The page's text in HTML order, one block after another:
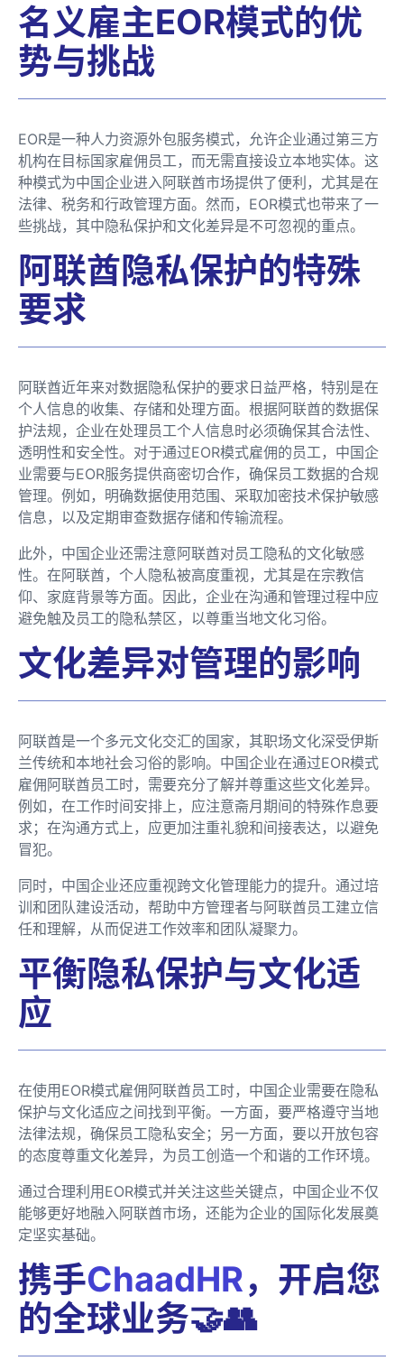
名义雇主EOR模式的优
势与挑战
EOR是一种人力资源外包服务模式，允许企业通过第三方
机构在目标国家雇佣员工，而无需直接设立本地实体。这
种模式为中国企业进入阿联酋市场提供了便利，尤其是在
法律、税务和行政管理方面。然而，EOR模式也带来了一
些挑战，其中隐私保护和文化差异是不可忽视的重点。
阿联酋隐私保护的特殊
要求
阿联酋近年来对数据隐私保护的要求日益严格，特别是在
个人信息的收集、存储和处理方面。根据阿联酋的数据保
护法规，企业在处理员工个人信息时必须确保其合法性、
透明性和安全性。对于通过EOR模式雇佣的员工，中国企
业需要与EOR服务提供商密切合作，确保员工数据的合规
管理。例如，明确数据使用范围、采取加密技术保护敏感
信息，以及定期审查数据存储和传输流程。
此外，中国企业还需注意阿联酋对员工隐私的文化敏感
性。在阿联酋，个人隐私被高度重视，尤其是在宗教信
仰、家庭背景等方面。因此，企业在沟通和管理过程中应
避免触及员工的隐私禁区，以尊重当地文化习俗。
文化差异对管理的影响
阿联酋是一个多元文化交汇的国家，其职场文化深受伊斯
兰传统和本地社会习俗的影响。中国企业在通过EOR模式
雇佣阿联酋员工时，需要充分了解并尊重这些文化差异。
例如，在工作时间安排上，应注意斋月期间的特殊作息要
求；在沟通方式上，应更加注重礼貌和间接表达，以避免
冒犯。
同时，中国企业还应重视跨文化管理能力的提升。通过培
训和团队建设活动，帮助中方管理者与阿联酋员工建立信
任和理解，从而促进工作效率和团队凝聚力。
平衡隐私保护与文化适
应
在使用EOR模式雇佣阿联酋员工时，中国企业需要在隐私
保护与文化适应之间找到平衡。一方面，要严格遵守当地
法律法规，确保员工隐私安全；另一方面，要以开放包容
的态度尊重文化差异，为员工创造一个和谐的工作环境。
通过合理利用EOR模式并关注这些关键点，中国企业不仅
能够更好地融入阿联酋市场，还能为企业的国际化发展奠
定坚实基础。
携手ChaadHR，开启您
的全球业务🤝👥